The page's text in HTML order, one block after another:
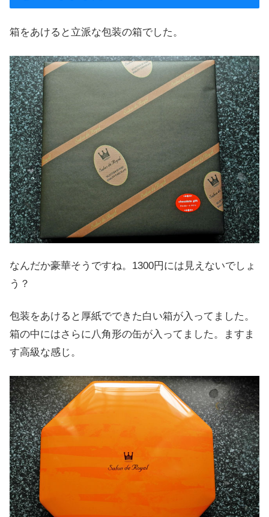
箱をあけると立派な包装の箱でした。
なんだか豪華そうですね。1300円には見えないでしょ
う？
包装をあけると厚紙でできた白い箱が入ってました。
箱の中にはさらに八角形の缶が入ってました。ますま
す高級な感じ。